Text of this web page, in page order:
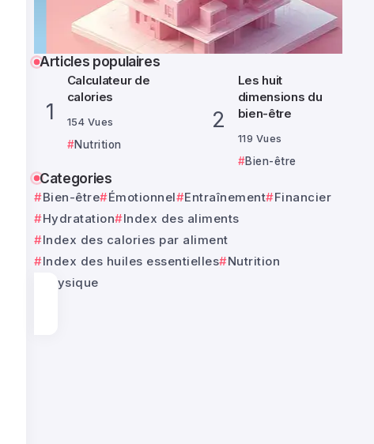
Articles populaires
Calculateur de
calories
154 Vues
Nutrition
Les huit
dimensions du
bien-être
119 Vues
Bien-être
Categories
Bien-être Émotionnel Entraînement
Financier
Hydratation
Index des aliments
Index des calories par aliment
Index des huiles essentielles
Nutrition
Physique